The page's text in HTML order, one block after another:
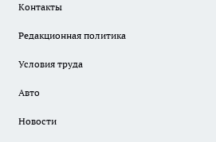
Контакты
Редакционная политика
Условия труда
Авто
Новости